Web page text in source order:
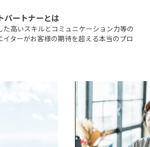
ートナーとは
た高いスキルとコミュニケーション力等の
イターがお客様の期待を超える本当のプロ